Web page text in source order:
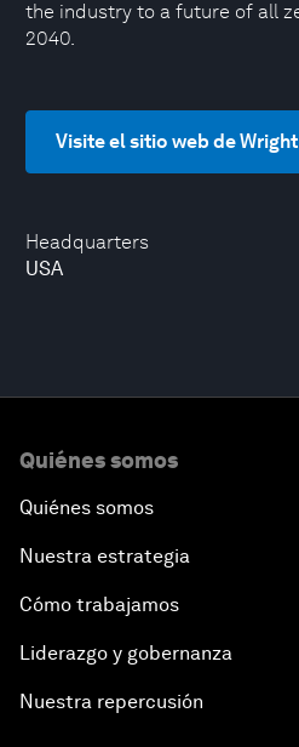
Headquarters
USA
the industry to a future of all
2040.
Visite el sitio web de
Quiénes somos
Quiénes somos
Nuestra estrategia
Cómo trabajamos
Liderazgo y gobernanza
Nuestra repercusión